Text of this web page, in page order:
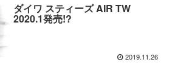
ダイワ スティーズ AIR TW
2020.1発売!?
2019.11.26